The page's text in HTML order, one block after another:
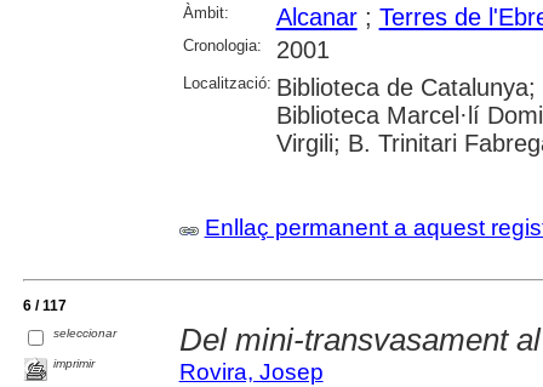
Àmbit: Alcanar; Terres de
Cronologia: 2001
Localització: Biblioteca de
Biblioteca Marcel·lí
Virgili; B. Trinitari
Enllaç permanent a aquest
6 / 117
seleccionar
imprimir
Del mini-transvasament
Rovira, Josep